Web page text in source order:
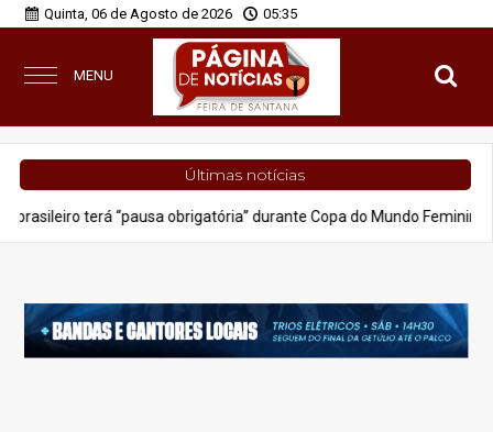
Quinta, 06 de Agosto de 2026 05:35
MENU
Últimas notícias
“pausa obrigatória” durante Copa do Mundo Feminina 2027